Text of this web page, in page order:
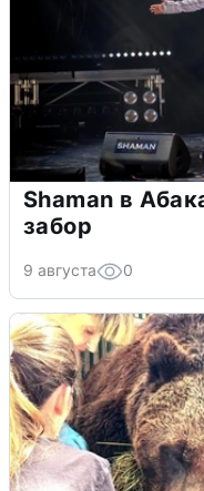
Shaman в
забор
9 августа 0